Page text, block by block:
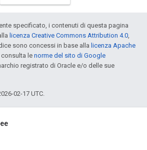
specificato, i contenuti di questa pagina
licenza Creative Commons Attribution 4.0,
sono concessi in base alla licenza Apache
consulta lenorme del sito di Google
registrato di Oracle e/o delle sue
02-17 UTC.